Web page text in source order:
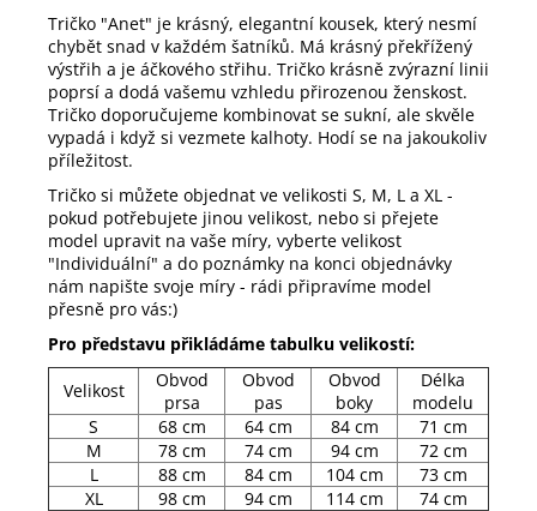
Tričko "Anet" je krásný, elegantní kousek, který nesmí
chybět snad v každém šatníků. Má krásný překřížený
výstřih a je áčkového střihu. Tričko krásně zvýrazní linii
poprsí a dodá vašemu vzhledu přirozenou ženskost.
Tričko doporučujeme kombinovat se sukní, ale skvěle
vypadá i když si vezmete kalhoty. Hodí se na jakoukoliv
příležitost.
Tričko si můžete objednat ve velikosti S, M, L a XL -
pokud potřebujete jinou velikost, nebo si přejete
model upravit na vaše míry, vyberte velikost
"Individuální" a do poznámky na konci objednávky
nám napište svoje míry - rádi připravíme model
přesně pro vás:)
Pro představu přikládáme tabulku velikostí:
Velikost
Obvod
prsa
Obvod
pas
Obvod
boky
Délka
modelu
S
68 cm 64 cm 84 cm
71 cm
M
78 cm 74 cm 94 cm
72 cm
L
88 cm 84 cm 104 cm
73 cm
XL
98 cm 94 cm 114 cm 74 cm